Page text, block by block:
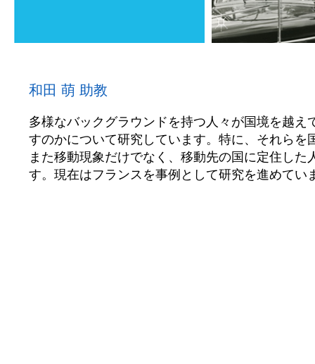
和田 萌 助教
多様なバックグラウンドを持つ人々が国境を越
すのかについて研究しています。特に、それら
また移動現象だけでなく、移動先の国に定住し
す。現在はフランスを事例として研究を進めて